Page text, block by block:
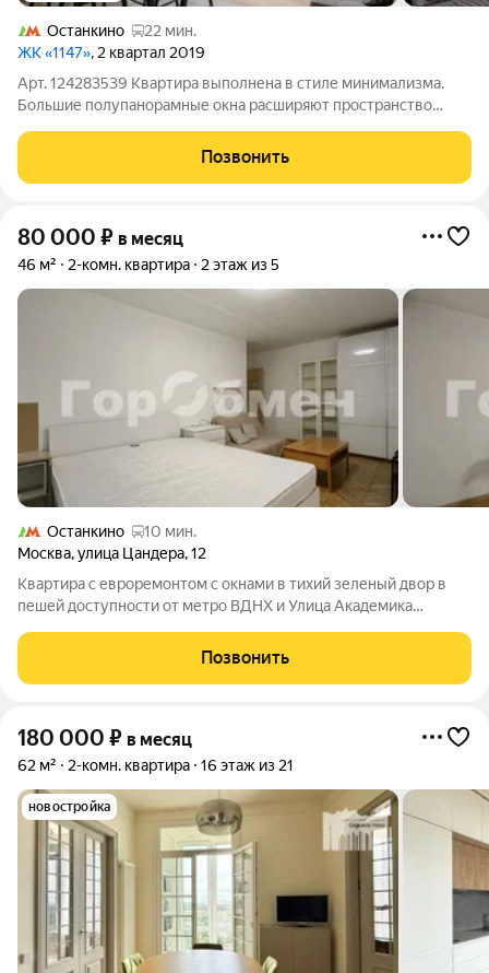
Останкино
22 мин.
ЖК «1147», 2 квартал 2019
Арт. 124283539 Квартира выполнена в стиле минимализма.
Большие полупанорамные окна расширяют пространство
(посудомоечная машина, стиральная машина с сушкой,
дизайнерская вытяжка Elica, варочная
Позвонить
80 000 ₽ в месяц
46 м² 2-комн. квартира 2 этаж из 5
Останкино
10 мин.
Москва,улица Цандера,12
Квартира с евроремонтом с окнами в тихий зеленый двор в
пешей доступности от метро ВДНХ и Улица Академика
мебельным гарнитуром и всей необходимой бытовой
техникой, две спальни, просторный холл,
Позвонить
180 000 ₽ в месяц
62 м² 2-комн. квартира 16 этаж из 21
новостройка